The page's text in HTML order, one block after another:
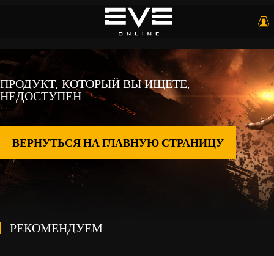
ПРОДУКТ, КОТОРЫЙ ВЫ ИЩЕТЕ,
НЕДОСТУПЕН
ВЕРНУТЬСЯ НА ГЛАВНУЮ СТРАНИЦУ
РЕКОМЕНДУЕМ